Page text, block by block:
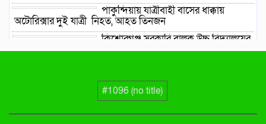
পাকুন্দিয়ায় যাত্রীবাহী বাসের ধাক্কায়
অটোরিক্সার দুই যাত্রী নিহত, আহত তিনজন
কিশোরগঞ্জ সরকারি বালক উচ্চ বিদ্যালয়ের
ছাত্রাবাসে সবুজের ছোঁয়া, রোপিত হলো ৫ শতাধিক গাছ
ব্রহ্মপুত্র নদ, তিনদিন পর নিখোঁজ
সাইফুলের মরদেহ গফরগাঁও থেকে উদ্ধার
#1096 (no title)